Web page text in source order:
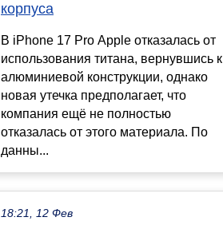
корпуса
В iPhone 17 Pro Apple отказалась от
использования титана, вернувшись к
алюминиевой конструкции, однако
новая утечка предполагает, что
компания ещё не полностью
отказалась от этого материала. По
данны...
18:21, 12 Фев